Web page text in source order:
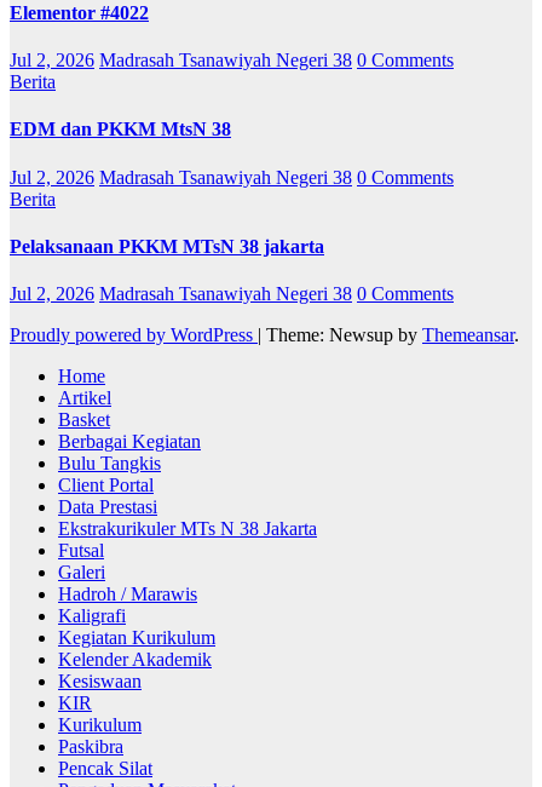
Elementor #4022
Jul 2, 2026 Madrasah Tsanawiyah Negeri 38 0 Comments
Berita
EDM dan PKKM MtsN 38
Jul 2, 2026 Madrasah Tsanawiyah Negeri 38 0 Comments
Berita
Pelaksanaan PKKM MTsN 38 jakarta
Jul 2, 2026 Madrasah Tsanawiyah Negeri 38 0 Comments
Proudly powered by WordPress | Theme: Newsup by Themeansar.
Home
Artikel
Basket
Berbagai Kegiatan
Bulu Tangkis
Client Portal
Data Prestasi
Ekstrakurikuler MTs N 38 Jakarta
Futsal
Galeri
Hadroh / Marawis
Kaligrafi
Kegiatan Kurikulum
Kelender Akademik
Kesiswaan
KIR
Kurikulum
Paskibra
Pencak Silat